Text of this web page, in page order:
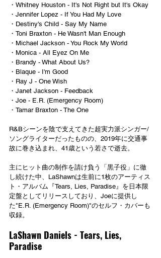
・Whitney Houston - It's Not Right but It's Okay
・Jennifer Lopez - If You Had My Love
・Destiny's Child - Say My Name
・Toni Braxton - He Wasn't Man Enough
・Michael Jackson - You Rock My World
・Monica - All Eyez On Me
・Brandy - What About Us?
・Blaque - I'm Good
・Ray J - One Wish
・Janet Jackson - Feedback
・Joe - E.R. (Emergency Room)
・Tamar Braxton - The One
R&Bシーンを陰で支えてきた超実力派シンガー/
ソングライターだったものの、2019年に交通事
故に巻き込まれ、41歳という若さで逝去。
主にヒット曲の制作を請け負う「黒子役」に徹
し続けた中、LaShawnは生前に1枚のアーティス
ト・アルバム『Tears, Lies, Paradise』を日本限
定盤としてリリースしており、Joeに提供し
た"E.R. (Emergency Room)"のセルフ・カバーも
収録。
LaShawn Daniels - Tears, Lies,
Paradise